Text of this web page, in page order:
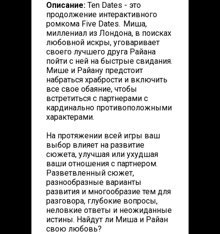
Описание: Ten Dates - это
продолжение интерактивного
ромкома Five Dates. Миша,
миллениал из Лондона, в поисках
любовной искры, уговаривает
своего лучшего друга Райана
пойти с ней на быстрые свидания.
Мише и Райану предстоит
набраться храбрости и включить
все свое обаяние, чтобы
встретиться с партнерами с
кардинально противоположными
характерами.
На протяжении всей игры ваш
выбор влияет на развитие
сюжета, улучшая или ухудшая
ваши отношения с партнером.
Разветвленный сюжет,
разнообразные варианты
развития и многообразие тем для
разговора, глубокие вопросы,
неловкие ответы и неожиданные
истины. Найдут ли Миша и Райан
свою любовь?